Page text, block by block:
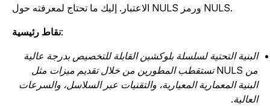
الاعتبار. إليك ما تحتاج لمعرفته حول NULS ورمز NULS.
نقاط رئيسية
التحتية لسلسلة بلوكشين القابلة للتخصيص بدرجة عالية
من NULS تستقطب المطورين من خلال تقديم ميزات مثل
المعمارية المعيارية، والتقنيات عبر السلاسل، والسرعات